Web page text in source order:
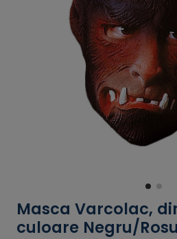
Masca Varcolac,
culoare Negru/Rosu